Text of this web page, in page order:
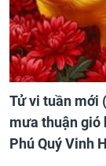
Tử vi tuần mới
mưa thuận gió
Phú Quý Vinh